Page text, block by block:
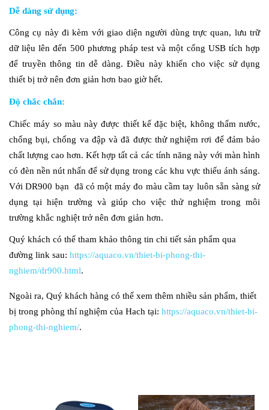
Dễ dàng sử dụng:
Công cụ này đi kèm với giao diện người dùng trực quan, lưu trữ
dữ liệu lên đến 500 phương pháp test và một cổng USB tích hợp
để truyền thông tin dễ dàng. Điều này khiến cho việc sử dụng
thiết bị trở nên đơn giản hơn bao giờ hết.
Độ chắc chắn:
Chiếc máy so màu này được thiết kế đặc biệt, không thấm nước,
chống bụi, chống va đập và đã được thử nghiệm rơi để đảm bảo
chất lượng cao hơn. Kết hợp tất cả các tính năng này với màn hình
có đèn nền nút nhấn để sử dụng trong các khu vực thiếu ánh sáng.
Với DR900 bạn đã có một máy đo màu cầm tay luôn sẵn sàng sử
dụng tại hiện trường và giúp cho việc thử nghiệm trong môi
trường khắc nghiệt trở nên đơn giản hơn.
Quý khách có thể tham khảo thông tin chi tiết sản phẩm qua
đường link sau: https://aquaco.vn/thiet-bi-phong-thi-
nghiem/dr900.html.
Ngoài ra, Quý khách hàng có thể xem thêm nhiều sản phẩm, thiết
bị trong phòng thí nghiệm của Hach tại: https://aquaco.vn/thiet-bi-
phong-thi-nghiem/.